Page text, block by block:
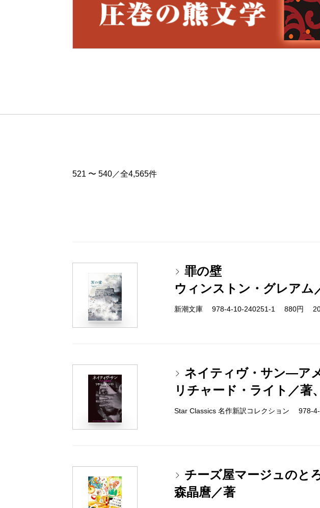
521 〜 540／全4,565件
罪の壁
ウィンストン・グレアム
新潮文庫 978-4-10-240251-1 880円
ネイティヴ・サン―ア
リチャード・ライト／著
Star Classics 名作新訳コレクション
チーズ屋マージュのと
森晶麿／著